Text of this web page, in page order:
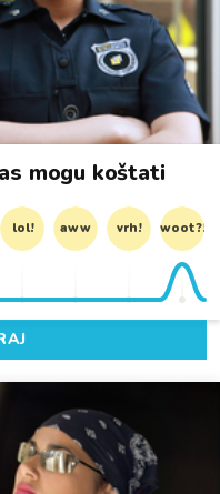
mogu koštati
lol! aww vrh! woot?!